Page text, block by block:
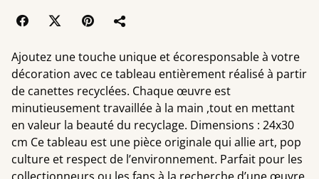
Ajoutez une touche unique et écoresponsable à votre
décoration avec ce tableau entièrement réalisé à partir
de canettes recyclées. Chaque œuvre est
minutieusement travaillée à la main ,tout en mettant
en valeur la beauté du recyclage. Dimensions : 24x30
cm Ce tableau est une pièce originale qui allie art, pop
culture et respect de l’environnement. Parfait pour les